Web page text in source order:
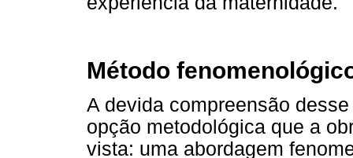
Método
A devida compreensão
opção metodológica que a
vista: uma abordagem